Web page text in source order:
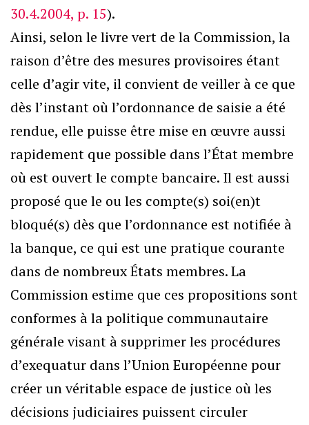
30.4.2004, p. 15).
Ainsi, selon le livre vert de la Commission, la
raison d’être des mesures provisoires étant
celle d’agir vite, il convient de veiller à ce que
dès l’instant où l’ordonnance de saisie a été
rendue, elle puisse être mise en œuvre aussi
rapidement que possible dans l’État membre
où est ouvert le compte bancaire. Il est aussi
proposé que le ou les compte(s) soi(en)t
bloqué(s) dès que l’ordonnance est notifiée à
la banque, ce qui est une pratique courante
dans de nombreux États membres. La
Commission estime que ces propositions sont
conformes à la politique communautaire
générale visant à supprimer les procédures
d’exequatur dans l’Union Européenne pour
créer un véritable espace de justice où les
décisions judiciaires puissent circuler